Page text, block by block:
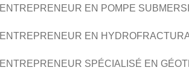
ENTREPRENEUR EN POMPE
ENTREPRENEUR EN
ENTREPRENEUR SPÉCIALISÉ EN